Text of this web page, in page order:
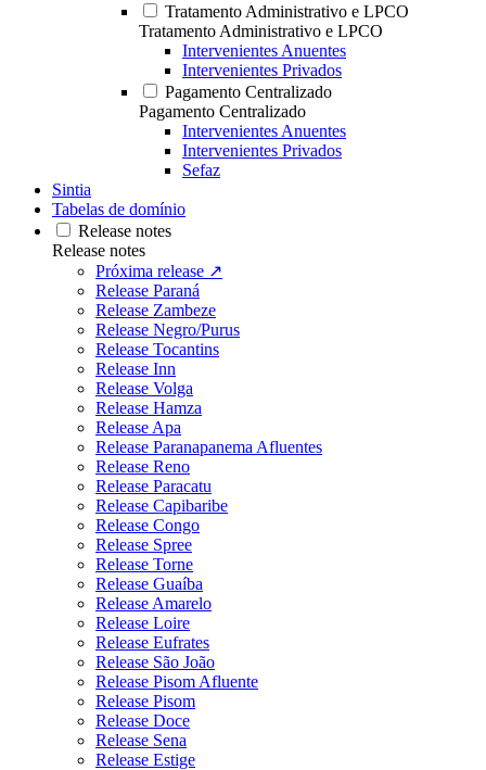
Tratamento Administrativo e LPCO
Tratamento Administrativo e LPCO
Intervenientes Anuentes
Intervenientes Privados
Pagamento Centralizado
Pagamento Centralizado
Intervenientes Anuentes
Intervenientes Privados
Sefaz
Sintia
Tabelas de domínio
Release notes
Release notes
Próxima release ↗
Release Paraná
Release Zambeze
Release Negro/Purus
Release Tocantins
Release Inn
Release Volga
Release Hamza
Release Apa
Release Paranapanema Afluentes
Release Reno
Release Paracatu
Release Capibaribe
Release Congo
Release Spree
Release Torne
Release Guaíba
Release Amarelo
Release Loire
Release Eufrates
Release São João
Release Pisom Afluente
Release Pisom
Release Doce
Release Sena
Release Estige